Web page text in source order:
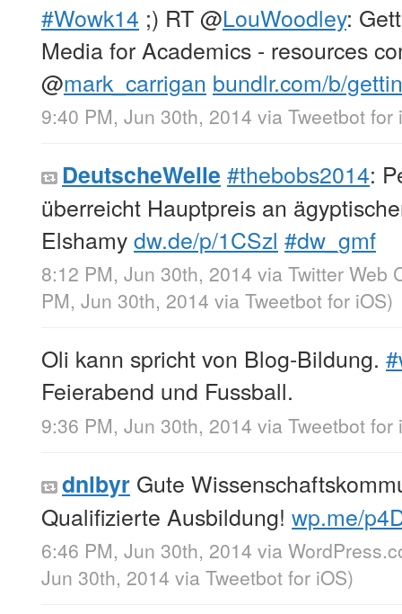
#Wowk14 ;) RT@LouWoodley:
Media for Academics - resources
@mark_carrigan bundlr.com/b/
9:40 PM, Jun 30th, 2014 via Tweetbot for
DeutscheWelle #thebobs2014:
überreicht Hauptpreis an
Elshamydw.de/p/1CSzl #dw_gmf
8:12 PM, Jun 30th, 2014 via Twitter Web
PM, Jun 30th, 2014 via Tweetbot for iΟS)
Oli kann spricht von Blog-Bildung.
Feierabend und Fussball.
9:36 PM, Jun 30th, 2014 via Tweetbot for
dnlbyr Gute
Qualifizierte Ausbildung! wp.me/
6:46 PM, Jun 30th, 2014 via
Jun 30th, 2014 via Tweetbot for iΟS)